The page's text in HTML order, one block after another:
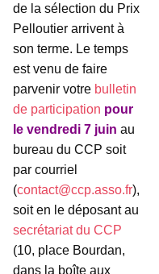
de la sélection du Prix
Pelloutier arrivent à
son terme. Le temps
est venu de faire
parvenir votre bulletin
de participation pour
le vendredi 7 juin au
bureau du CCP soit
par courriel
(contact@ccp.asso.fr),
soit en le déposant au
secrétariat du CCP
(10, place Bourdan,
dans la boîte aux